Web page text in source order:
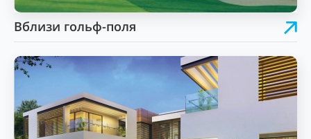
Вблизи гольф-поля